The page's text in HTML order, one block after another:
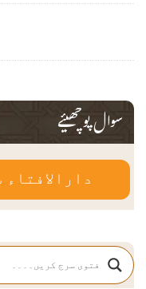
سوال پوچھیئے